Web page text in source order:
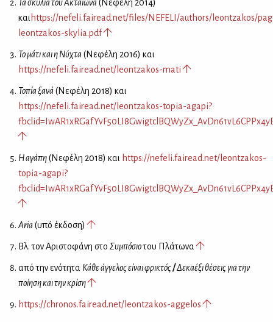
Τα σκυλιά του Ακταίωνα(Νεφέλη 2014)
και https://nefeli.fairead.net/files/NEFELI/authors/leontzakos/
leontzakos-skylia.pdf
Το μάτι και η Νύχτα(Νεφέλη 2016) και
https://nefeli.fairead.net/leontzakos-mati
Τοπία ξανά(Νεφέλη 2018) και
https://nefeli.fairead.net/leontzakos-topia-agapi?
Η αγάπη(Νεφέλη 2018) και https://nefeli.fairead.net/leontzakos-
topia-agapi?
Aria(υπό έκδοση)
Bλ. τον Αριστοφάνη στο Συμπόσιοτου Πλάτωνα
από την ενότητα Κάθε άγγελος είναι φρικτός/Δεκαέξι θέσεις για την
ποίηση και την κρίση
https://chronos.fairead.net/leontzakos-aggelos